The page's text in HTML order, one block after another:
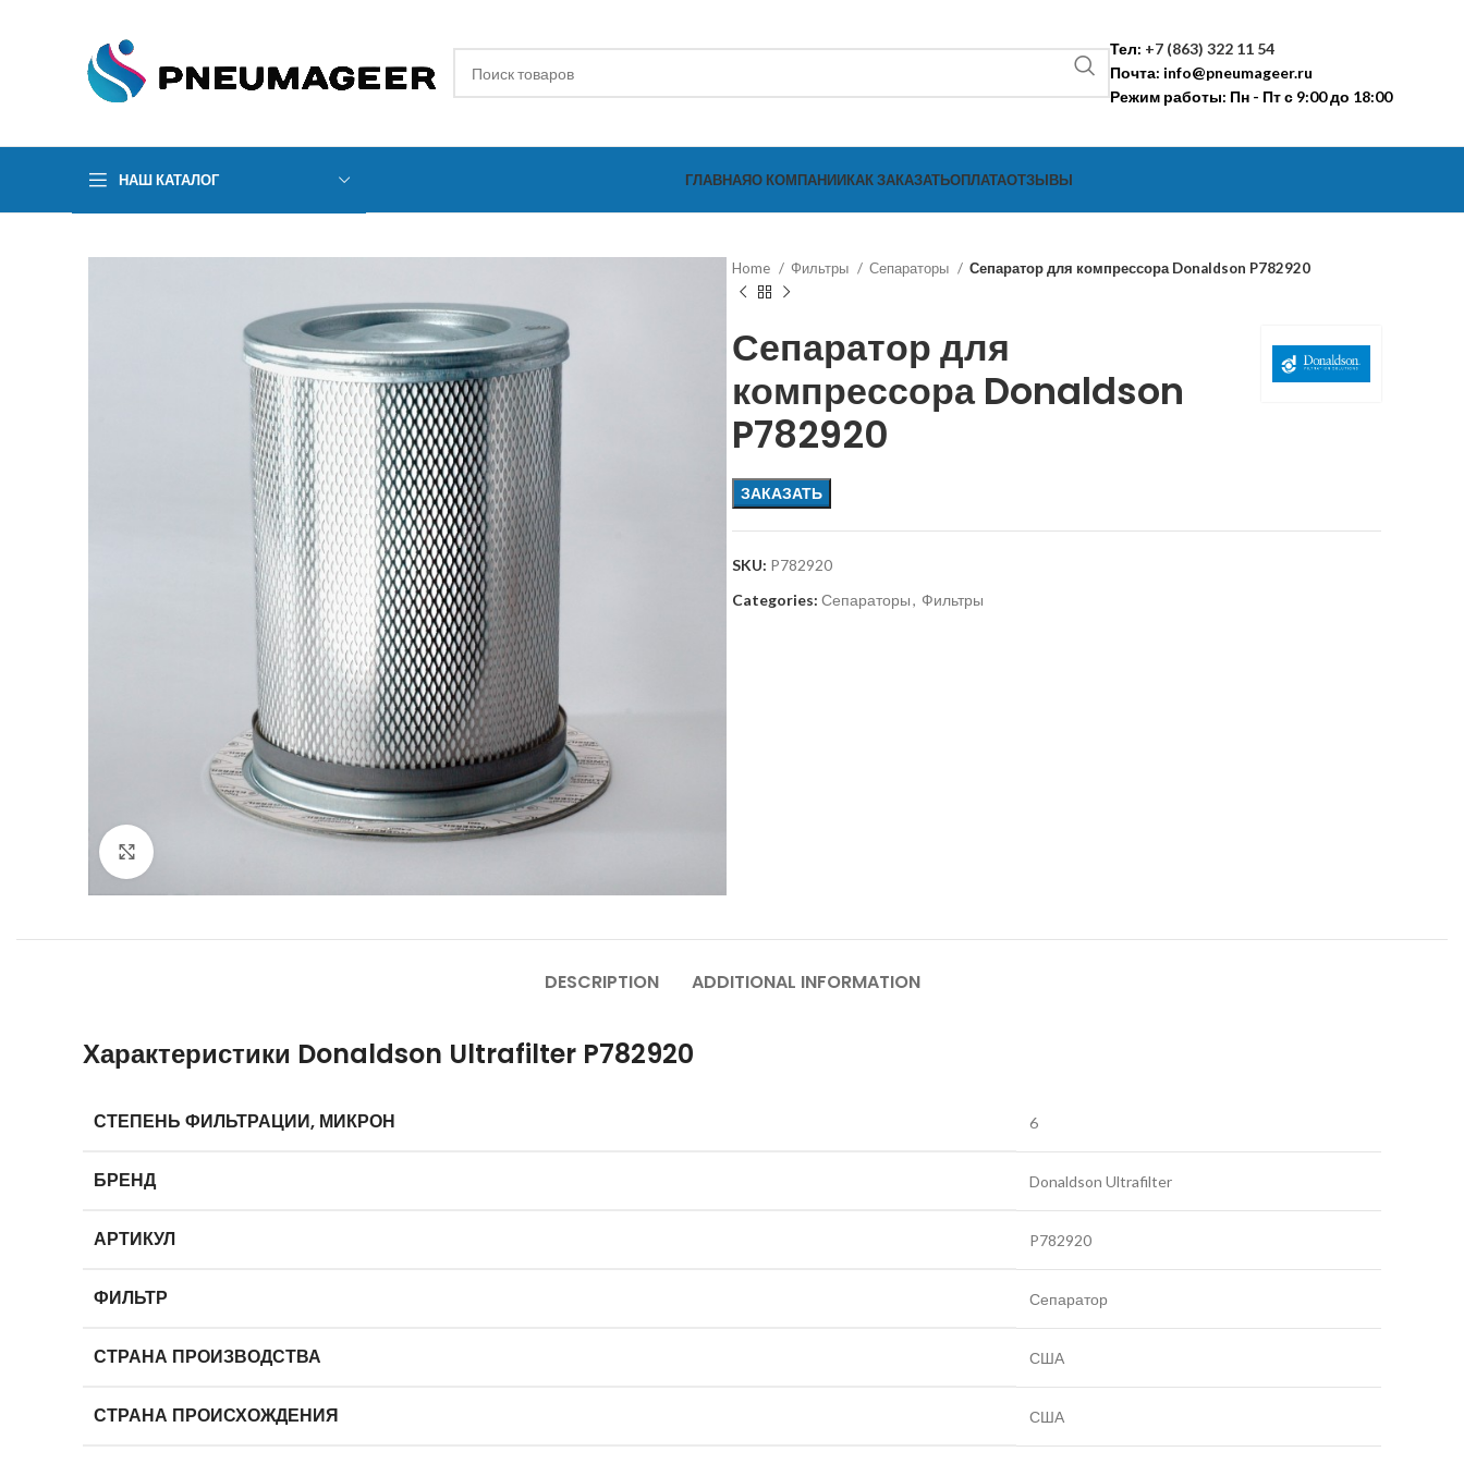
Тел: +7 (863) 322 11 54
Почта: info@pneumageer.ru
Режим работы: Пн - Пт с 9:00 до 18:00
НАШ КАТАЛОГ ГЛАВНАЯО КОМПАНИИКАК ЗАКАЗАТЬОПЛАТАОТЗЫВЫ
Home Фильтры Сепараторы Сепаратор для компрессора Donaldson P782920
Сепаратор для
компрессора Donaldson
P782920
ЗАКАЗАТЬ
SKU: P782920
Categories: Сепараторы, Фильтры
DESCRIPTION ADDITIONAL INFORMATION
Характеристики Donaldson Ultrafilter P782920
СТЕПЕНЬ ФИЛЬТРАЦИИ, МИКРОН 6
БРЕНД Donaldson Ultrafilter
АРТИКУЛ P782920
ФИЛЬТР Сепаратор
СТРАНА ПРОИЗВОДСТВА США
СТРАНА ПРОИСХОЖДЕНИЯ США